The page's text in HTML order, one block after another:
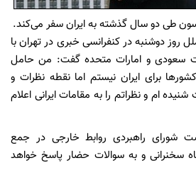
طی دو سال گذشته به ایران سفر می‌کند.
روز دوشنبه در کنفرانسی خبری در تهران با
سعودی و امارات متحده گفت:‌ من حامل
برای ایران نیستم اما نقطه نظرات و
ام و نظراتم را به مقامات ایرانی اعلام
شورای راهبردی روابط خارجی در جمع
سخنرانی و به سوالات حضار پاسخ خواهد